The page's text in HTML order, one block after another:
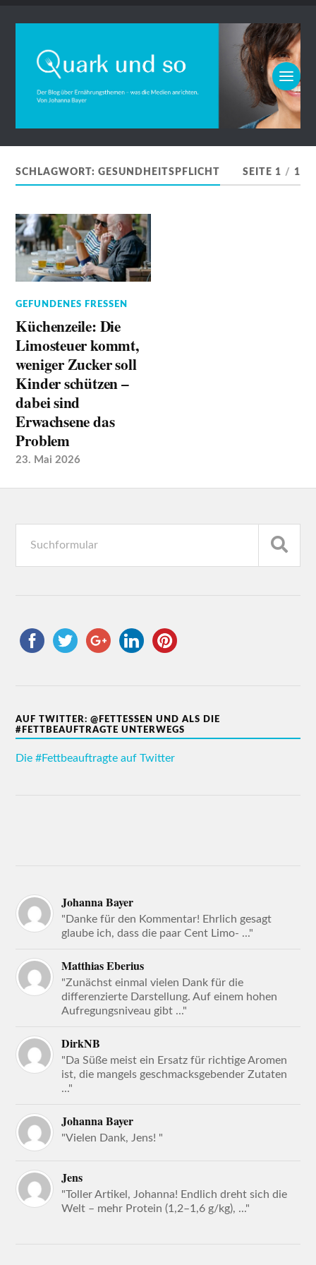
SCHLAGWORT:GESUNDHEITSPFLICHT SEITE 1 / 1
GEFUNDENES FRESSEN
Küchenzeile: Die
Limosteuer kommt,
weniger Zucker soll
Kinder schützen –
dabei sind
Erwachsene das
Problem
23. Mai 2026
AUF TWITTER: @FETTESSEN UND ALS DIE
#FETTBEAUFTRAGTE UNTERWEGS
Die #Fettbeauftragte auf Twitter
Johanna Bayer
"Danke für den Kommentar! Ehrlich gesagt
glaube ich, dass die paar Cent Limo- ..."
Matthias Eberius
"Zunächst einmal vielen Dank für die
differenzierte Darstellung. Auf einem hohen
Aufregungsniveau gibt ..."
DirkNB
"Da Süße meist ein Ersatz für richtige Aromen
ist, die mangels geschmacksgebender Zutaten
..."
Johanna Bayer
"Vielen Dank, Jens! "
Jens
"Toller Artikel, Johanna! Endlich dreht sich die
Welt – mehr Protein (1,2–1,6 g/kg), ..."